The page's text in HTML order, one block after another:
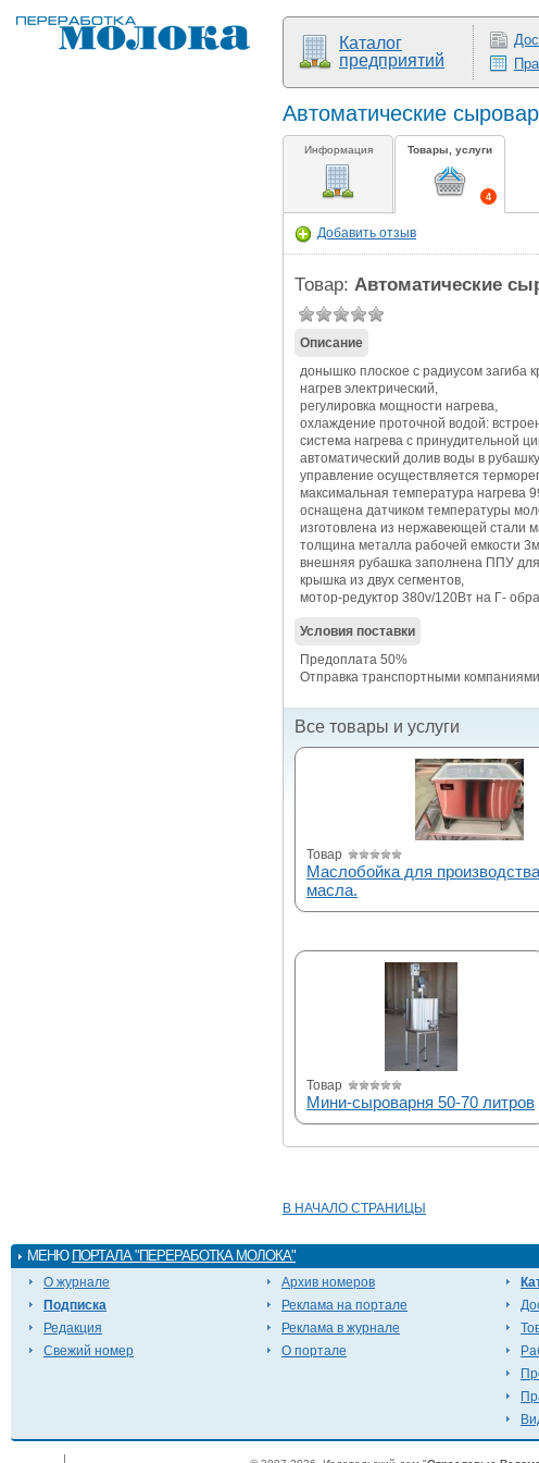
Каталог
предприятий
Автоматические
Информация
4
Товары, услуги
Добавить отзыв
Товар: Автоматические
Описание
донышко плоское с радиусом загиба
нагрев электрический,
регулировка мощности нагрева,
охлаждение проточной водой:
система нагрева с принудительной
автоматический долив воды в рубашку
управление осуществляется
максимальная температура нагрева
оснащена датчиком температуры
изготовлена из нержавеющей стали
толщина металла рабочей емкости
внешняя рубашка заполнена ППУ
крышка из двух сегментов,
мотор-редуктор 380v/120Вт на Г-
Условия поставки
Предоплата 50%
Отправка транспортными компаниями
Все товары и услуги
Товар
Маслобойка для
масла.
Товар
Мини-сыроварня 50-70 литров
В НАЧАЛО СТРАНИЦЫ
МЕНЮ ПОРТАЛА "ПЕРЕРАБОТКА МОЛОКА"
О журнале
Подписка
Редакция
Свежий номер
Архив номеров
Реклама на портале
Реклама в журнале
О портале